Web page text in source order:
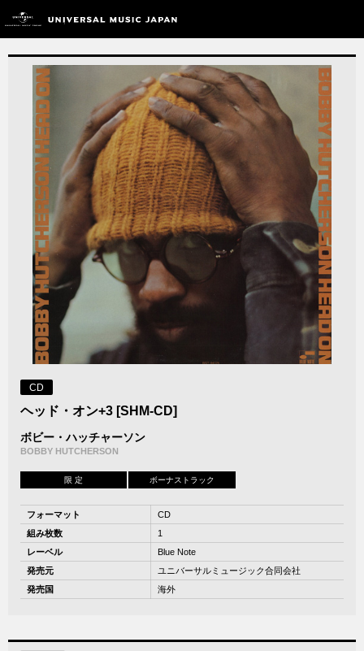
CD
ヘッド・オン+3 [SHM-CD]
ボビー・ハッチャーソン
BOBBY HUTCHERSON
限 定 ボーナストラック
フォーマット
CD
組み枚数
1
レーベル
Blue Note
発売元
ユニバーサルミュージック合同会社
発売国
海外